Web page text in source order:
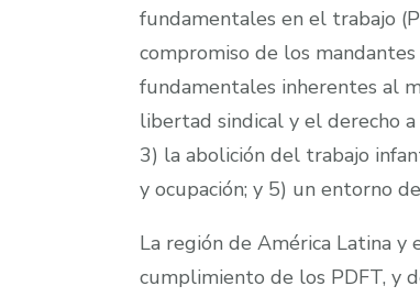
fundamentales en el trabajo
compromiso de los
fundamentales inherentes al
libertad sindical y el derecho
3) la abolición del trabajo
y ocupación; y 5) un entorno
La región de América Latina y
cumplimiento de los PDFT, y